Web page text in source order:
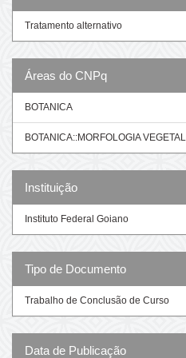
Tratamento alternativo
Áreas do CNPq
BOTANICA
BOTANICA::MORFOLOGIA VEGETAL
Instituição
Instituto Federal Goiano
Tipo de Documento
Trabalho de Conclusão de Curso
Data de Publicação